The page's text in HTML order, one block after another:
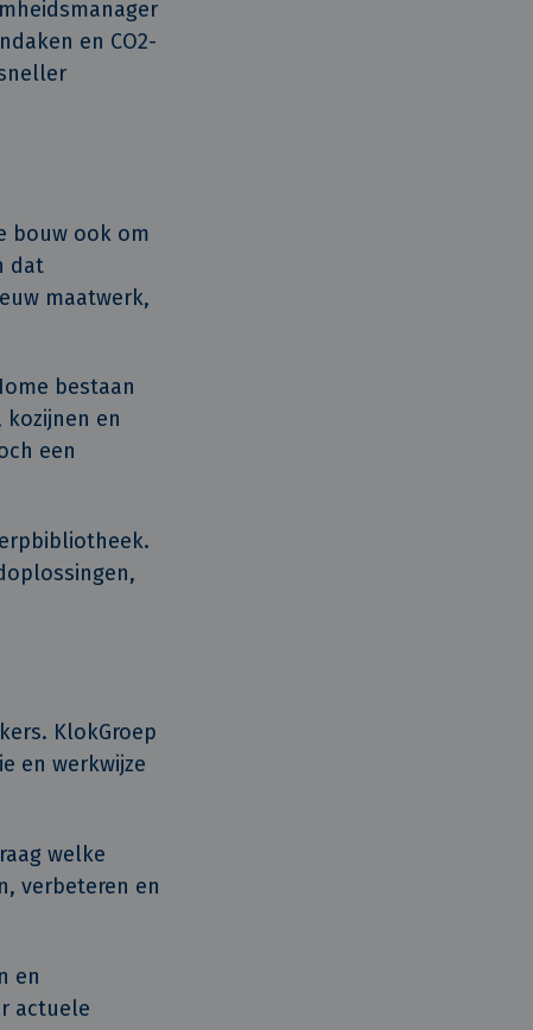
en CO2-
bouw ook om
dat
maatwerk,
bestaan
en
een
KlokGroep
en werkwijze
welke
verbeteren en
en
actuele